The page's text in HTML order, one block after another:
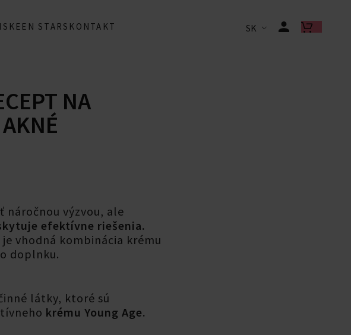
SKEEN STARS KONTAKT SK
NA
náročnou výzvou, ale
efektívne riešenia.
vhodná kombinácia krému
doplnku.
látky, ktoré sú
krému Young Age.